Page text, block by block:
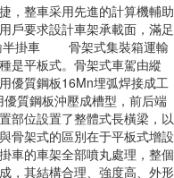
，整車采用先進的計算機輔助
戶要求設計車架承載面，滿足
半掛車 骨架式集裝箱運輸
是平板式。骨架式車駕由縱
優質鋼板16Mn埋弧焊接成工
質鋼板沖壓成槽型，前后端
部位設置了整體式長橫梁，以
骨架式的區別在于平板式增設
車的車架全部噴丸處理，整個
，其結構合理、強度高、外形